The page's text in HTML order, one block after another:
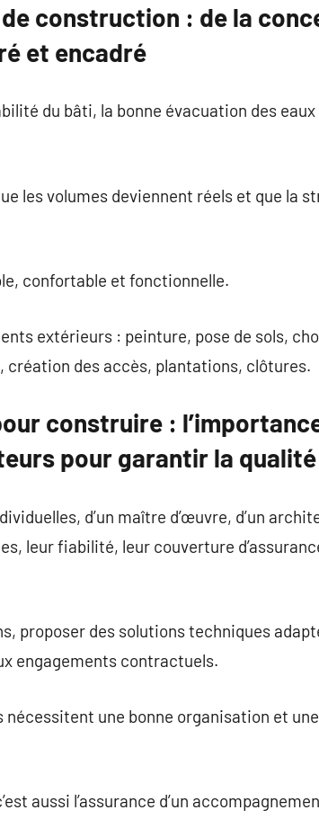
construction : de la
et encadré
du bâti, la bonne évacuation des
les volumes deviennent réels et que la
confortable et fonctionnelle.
extérieurs : peinture, pose de sols,
création des accès, plantations, clôtures.
construire :
pour garantir la
d’un maître d’œuvre, d’un
leur fiabilité, leur couverture
proposer des solutions techniques
engagements contractuels.
une bonne organisation et
aussi l’assurance d’un